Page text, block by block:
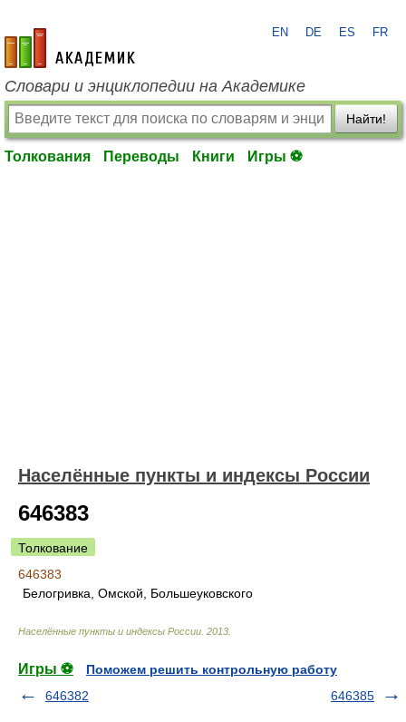
academic.ru
EN DE ES FR
Словари и энциклопедии на Академике
Найти!
Толкования Переводы Книги Игры ⚽
Населённые пункты и индексы России
646383
Толкование
646383
Белогривка, Омской, Большеуковского
Населённые пункты и индексы России 2013
Игры ⚽
Поможем решить контрольную работу
646382
646385